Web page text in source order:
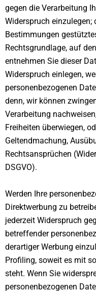
gegen die Verarbeitung
Widerspruch
Bestimmungen
Rechtsgrundlage, auf
entnehmen Sie dieser
Widerspruch einlegen,
personenbezogenen
denn, wir können
Verarbeitung
Freiheiten überwiegen,
Geltendmachung,
Rechtsansprüchen
DSGVO).
Werden Ihre
Direktwerbung zu
jederzeit Widerspruch
betreffender
derartiger Werbung
Profiling, soweit es mit
steht. Wenn Sie
personenbezogenen